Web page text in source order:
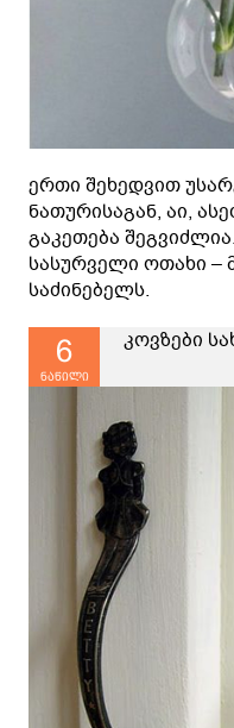
ერთი შეხედვით
ნათურისაგან, აი,
გაკეთება
სასურველი ოთახი –
საძინებელს.
6
ნაწილი
კოვზები